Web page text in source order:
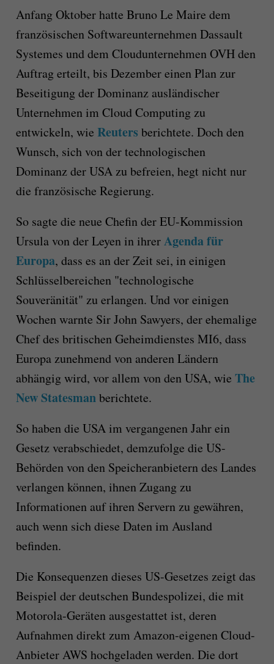
Anfang Oktober hatte Bruno Le Maire dem
französischen Softwareunternehmen Dassault
Systemes und dem Cloudunternehmen OVH den
Auftrag erteilt, bis Dezember einen Plan zur
Beseitigung der Dominanz ausländischer
Unternehmen im Cloud Computing zu
entwickeln, wie Reuters berichtete. Doch den
Wunsch, sich von der technologischen
Dominanz der USA zu befreien, hegt nicht nur
die französische Regierung.
So sagte die neue Chefin der EU-Kommission
Ursula von der Leyen in ihrerAgenda für
Europa, dass es an der Zeit sei, in einigen
Schlüsselbereichen "technologische
Souveränität" zu erlangen. Und vor einigen
Wochen warnte Sir John Sawyers, der ehemalige
Chef des britischen Geheimdienstes MI6, dass
Europa zunehmend von anderen Ländern
abhängig wird, vor allem von den USA, wie The
New Statesmanberichtete.
So haben die USA im vergangenen Jahr ein
Gesetz verabschiedet, demzufolge die US-
Behörden von den Speicheranbietern des Landes
verlangen können, ihnen Zugang zu
Informationen auf ihren Servern zu gewähren,
auch wenn sich diese Daten im Ausland
befinden.
Die Konsequenzen dieses US-Gesetzes zeigt das
Beispiel der deutschen Bundespolizei, die mit
Motorola-Geräten ausgestattet ist, deren
Aufnahmen direkt zum Amazon-eigenen Cloud-
Anbieter AWS hochgeladen werden. Die dort